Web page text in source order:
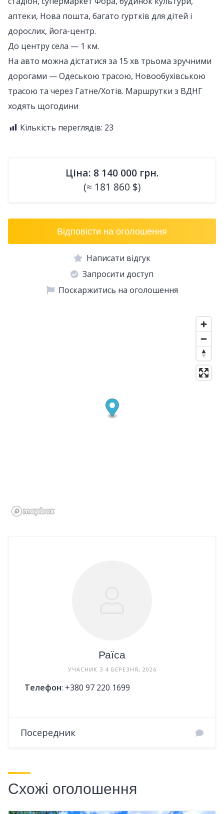
аптеки, Нова пошта, багато гуртків для дітей і
дорослих, йога-центр.
До центру села — 1 км.
На авто можна дістатися за 15 хв трьома зручними
дорогами — Одеською трасою, Новообухівською
трасою та через Гатне/Хотів. Маршрутки з ВДНГ
ходять щогодини
Кількість переглядів: 23
Ціна: 8 140 000 грн.
(≈ 181 860 $)
Відповісти на оголошення
Написати відгук
Запросити доступ
Поскаржитись на оголошення
Раїса
УЧАСНИК З 4 БЕРЕЗНЯ, 2026
Телефон: +380 97 220 1699
Посередник
Схожі оголошення